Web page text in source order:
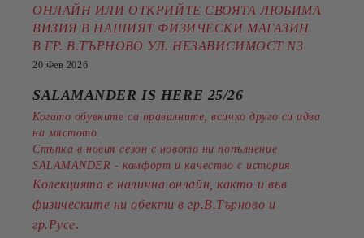
ОНЛАЙН ИЛИ ОТКРИЙТЕ СВОЯТА ЛЮБИМА
ВИЗИЯ В НАШИЯТ ФИЗИЧЕСКИ МАГАЗИН
В ГР. В.ТЪРНОВО УЛ. НЕЗАВИСИМОСТ N3
20 Фев 2026
SALAMANDER IS HERE 25/26
Когато обувките са правилните, всичко друго си идва
на мястото.
Стъпка в новия сезон с новото ни попълнение
SALAMANDER - комфорт и качество с история.
Колекцията е налична онлайн, както и във
физическите ни обекти в гр.В.Търново и
гр.Русе.